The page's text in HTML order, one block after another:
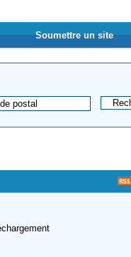
Soumettre un site